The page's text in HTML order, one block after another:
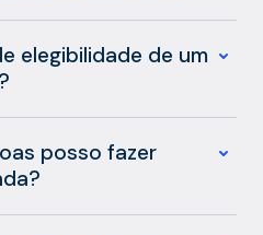
elegibilidade de um
posso fazer